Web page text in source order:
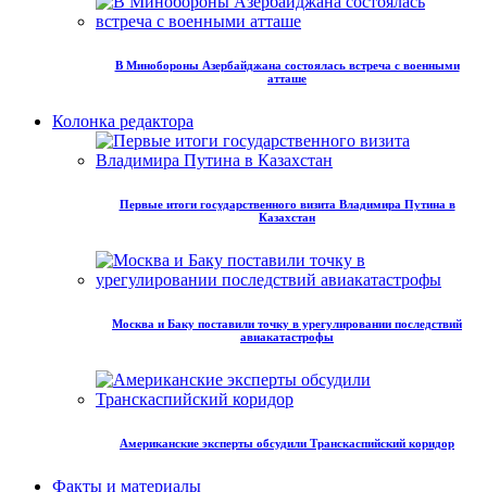
В Минобороны Азербайджана состоялась встреча с военными
атташе
Колонка редактора
Первые итоги государственного визита Владимира Путина в
Казахстан
Москва и Баку поставили точку в урегулировании последствий
авиакатастрофы
Американские эксперты обсудили Транскаспийский коридор
Факты и материалы